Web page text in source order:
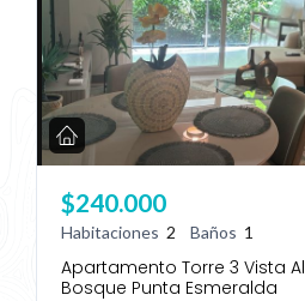
$240.000
Habitaciones 2 Baños 1
Apartamento Torre 3 Vista Al
Bosque Punta Esmeralda